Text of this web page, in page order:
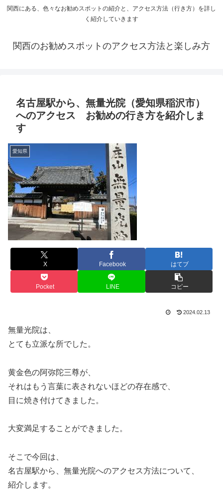
関西にある、色々なお勧めスポットの紹介と、アクセス方法（行き方）を詳し
く紹介していきます
関西のお勧めスポットのアクセス方法と楽しみ方
名古屋駅から、無量光院（愛知県稲沢市）
へのアクセス お勧めの行き方を紹介しま
す
愛知県
X Facebook はてブ
Pocket LINE コピー
2024.02.13
無量光院は、
とても立派な所でした。
黄金色の阿弥陀三尊が、
それはもう言葉に表されないほどの存在感で、
目に焼き付けてきました。
大変満足することができました。
そこで今回は、
名古屋駅から、無量光院へのアクセス方法について、
紹介します。